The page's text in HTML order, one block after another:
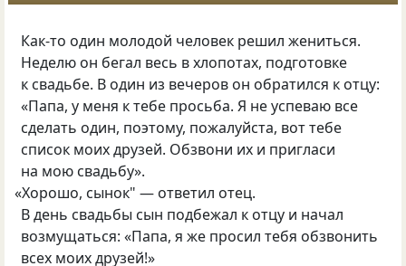
Как-то один молодой человек решил жениться.
Неделю он бегал весь в хлопотах, подготовке
к свадьбе. В один из вечеров он обратился к отцу:
«Папа, у меня к тебе просьба. Я не успеваю все
сделать один, поэтому, пожалуйста, вот тебе
список моих друзей. Обзвони их и пригласи
на мою свадьбу».
«Хорошо, сынок" — ответил отец.
В день свадьбы сын подбежал к отцу и начал
возмущаться: «Папа, я же просил тебя обзвонить
всех моих друзей!»